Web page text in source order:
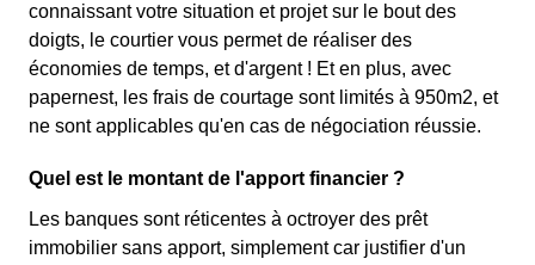
connaissant votre situation et projet sur le bout des
doigts, le courtier vous permet de réaliser des
économies de temps, et d'argent ! Et en plus, avec
papernest, les frais de courtage sont limités à 950m2, et
ne sont applicables qu'en cas de négociation réussie.
Quel est le montant de l'apport financier ?
Les banques sont réticentes à octroyer des prêt
immobilier sans apport, simplement car justifier d'un